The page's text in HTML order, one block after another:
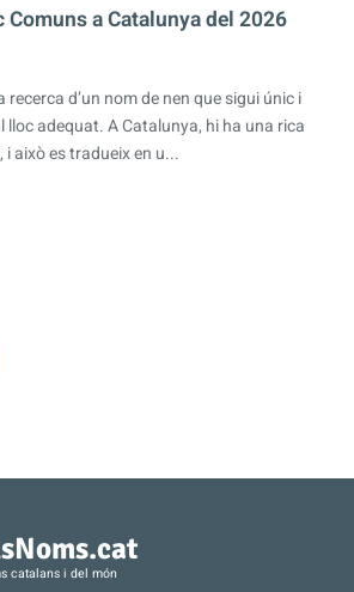
Comuns a Catalunya del 2026
recerca d’un nom de nen que sigui únic i
lloc adequat. A Catalunya, hi ha una rica
això es tradueix en u...
catalans i del món